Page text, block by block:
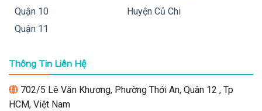
Quận 10
Quận 11
Huyện Củ Chi
Thông Tin Liên Hệ
702/5 Lê Văn Khương, Phường Thới An, Quân 12 , Tp
HCM, Việt Nam